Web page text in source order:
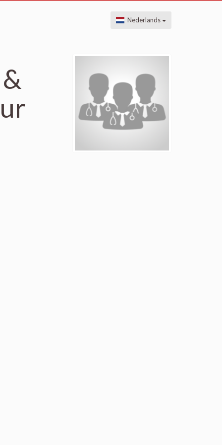
Nederlands